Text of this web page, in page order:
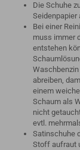
Die Schuhe
Bei einer
muss immer
entstehen
abreiben,
einem
Schaum als
nicht
evtl.
Satinschuhe
Stoff aufraut